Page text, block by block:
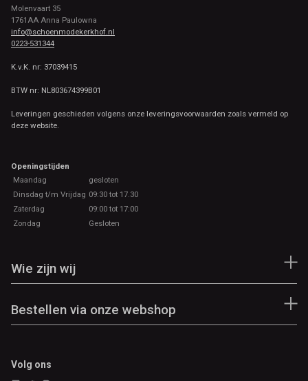
Molenvaart 35
1761AA Anna Paulowna
info@schoenmodekerkhof.nl
0223-531344
K.v.K. nr: 37039415
BTW nr: NL803674399B01
Leveringen geschieden volgens onze leveringsvoorwaarden zoals vermeld op
deze website.
Openingstijden
Maandag
gesloten
Dinsdag t/m Vrijdag 09:30 tot 17.30
Zaterdag
09:00 tot 17:00
Zondag
Gesloten
Wie zijn wij
Bestellen via onze webshop
Volg ons